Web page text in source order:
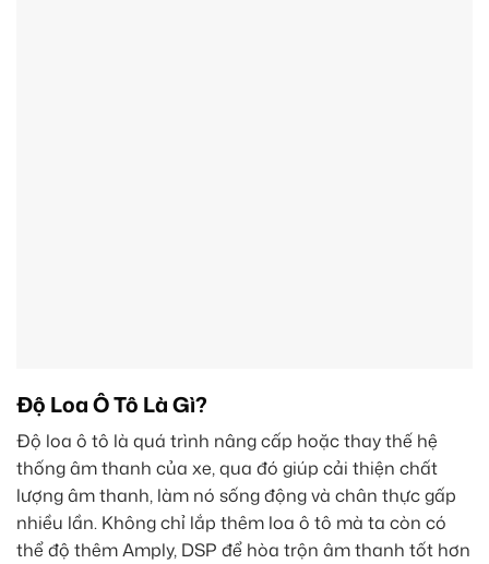
Độ Loa Ô Tô Là Gì?
Độ loa ô tô là quá trình nâng cấp hoặc thay thế hệ
thống âm thanh của xe, qua đó giúp cải thiện chất
lượng âm thanh, làm nó sống động và chân thực gấp
nhiều lần. Không chỉ lắp thêm loa ô tô mà ta còn có
thể độ thêm Amply, DSP để hòa trộn âm thanh tốt hơn